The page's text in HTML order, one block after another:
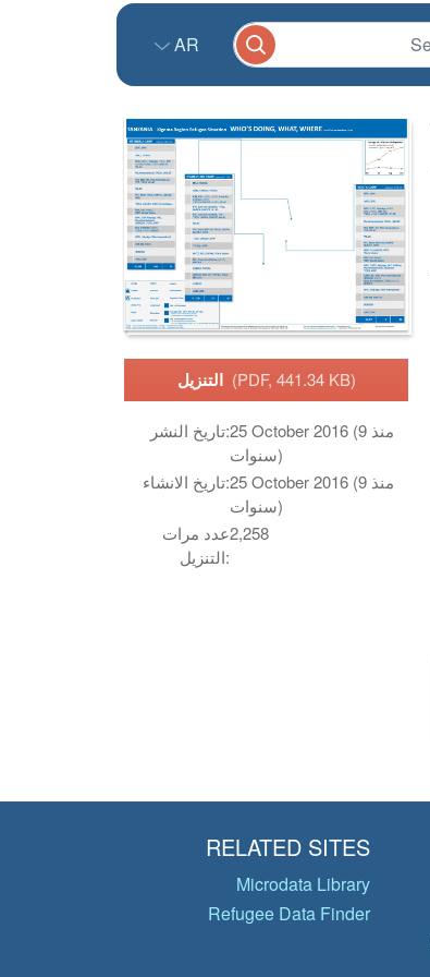
AR
التنزيل (PDF, 441.34 KB)
تاريخ النشر:25 October 2016 (منذ 9
سنوات)
تاريخ الانشاء:25 October 2016 (منذ 9
سنوات)
عدد مرات
التنزيل:
2,258
RELATED SITES
Microdata Library
Refugee Data Finder